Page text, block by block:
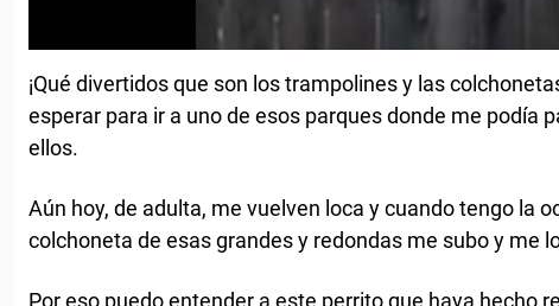
¡Qué divertidos que son los trampolines y las
esperar para ir a uno de esos parques donde me podía
ellos.
Aún hoy, de adulta, me vuelven loca y cuando tengo la
colchoneta de esas grandes y redondas me subo y me
Por eso puedo entender a este perrito que haya hecho